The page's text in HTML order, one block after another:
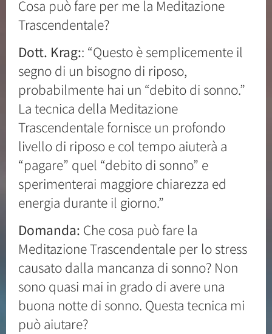
Cosa può fare per me la Meditazione
Trascendentale?
Dott. Krag:: “Questo è semplicemente il
segno di un bisogno di riposo,
probabilmente hai un “debito di sonno.”
La tecnica della Meditazione
Trascendentale fornisce un profondo
livello di riposo e col tempo aiuterà a
“pagare” quel “debito di sonno” e
sperimenterai maggiore chiarezza ed
energia durante il giorno.”
Domanda: Che cosa può fare la
Meditazione Trascendentale per lo stress
causato dalla mancanza di sonno? Non
sono quasi mai in grado di avere una
buona notte di sonno. Questa tecnica mi
può aiutare?